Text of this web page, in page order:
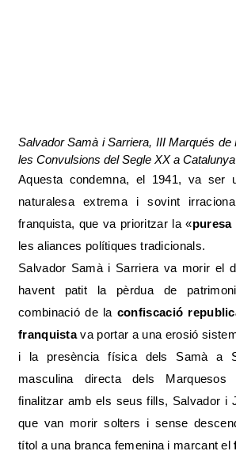
Salvador Samà i Sarriera, III Marqués de
les Convulsions del Segle XX a
Aquesta condemna, el 1941, va ser
naturalesa extrema i sovint
franquista, que va prioritzar la «puresa
les aliances polítiques tradicionals.
Salvador Samà i Sarriera va morir el
havent patit la pèrdua de
combinació de la confiscació
franquistava portar a una erosió
i la presència física dels Samà a
masculina directa dels
finalitzar amb els seus fills, Salvador i
que van morir solters i sense
títol a una branca femenina i marcant el